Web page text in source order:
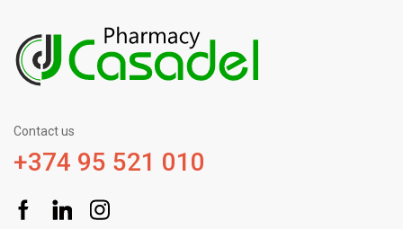
Contact us
+374 95 521 010